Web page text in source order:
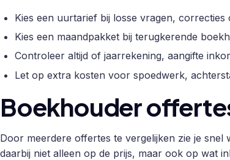
Kies een uurtarief bij losse vragen, correcties
Kies een maandpakket bij terugkerende
Controleer altijd of jaarrekening, aangifte
Let op extra kosten voor spoedwerk,
Boekhouder
Door meerdere offertes te vergelijken zie je
daarbij niet alleen op de prijs, maar ook op wat